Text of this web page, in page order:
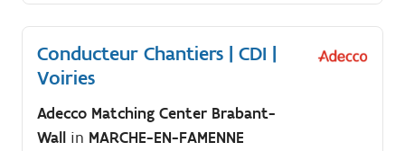
spécialisé en travaux de terrassement, vous êtes
responsable de la gestion quotidienne des chantiers,
du suivi technique, de la coordination des équipes et
du respect des délais, du budget et des normes de
opérationnelle de nos projets. Vos tâches:Participer
activement à l’exécution et au suivi des chantiers
Conducteur Chantiers | CDI |
Voiries
Adecco Matching Center Brabant-
Wall in MARCHE-EN-FAMENNE